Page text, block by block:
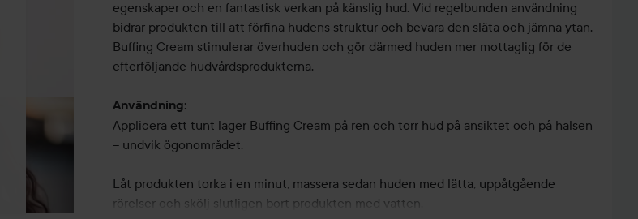
egenskaper och en fantastisk verkan på känslig hud. Vid regelbunden användning
bidrar produkten till att förfina hudens struktur och bevara den släta och jämna ytan.
Buffing Cream stimulerar överhuden och gör därmed huden mer mottaglig för de
efterföljande hudvårdsprodukterna.
Användning:
Applicera ett tunt lager Buffing Cream på ren och torr hud på ansiktet och på halsen
– undvik ögonområdet.
Låt produkten torka i en minut, massera sedan huden med lätta, uppåtgående
rörelser och skölj slutligen bort produkten med vatten.